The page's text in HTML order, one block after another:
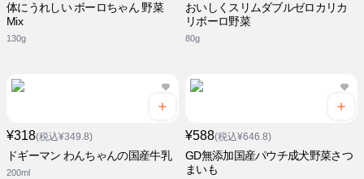
体にうれしい ボーロちゃん 野菜
Mix
130g
おいしくスリムダブルゼロカリカ
リボーロ野菜
80g
¥318(税込¥349.8)
ドギーマン わんちゃんの国産牛乳
200ml
¥588(税込¥646.8)
GD無添加国産パウチ成犬野菜さつ
まいも